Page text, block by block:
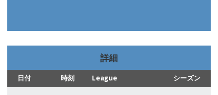
詳細
日付 時刻 League シーズン